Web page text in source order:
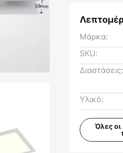
Μάρκα:
SKU:
Διαστάσεις:
Υλικό:
Όλες οι